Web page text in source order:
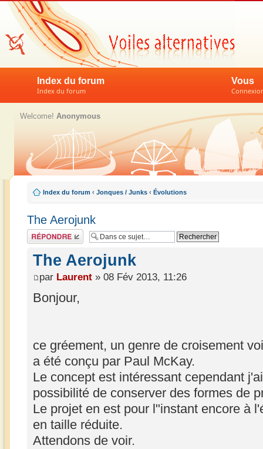
Index du forum
Index du forum
Vous
Welcome! Anonymous
Index du forum ‹ Jonques / Junks ‹ Évolutions
The Aerojunk
Répondre
The Aerojunk
par Laurent » 08 Fév 2013, 11:26
Bonjour,
ce gréement, un genre de croisement
a été conçu par Paul McKay.
Le concept est intéressant cependant
possibilité de conserver des formes de
Le projet en est pour l"instant encore à
en taille réduite.
Attendons de voir.